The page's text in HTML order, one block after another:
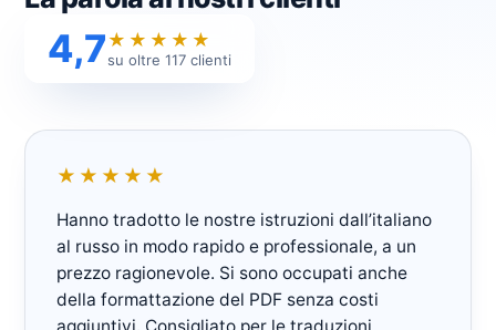
4,7 ★★★★★
su oltre 117 clienti
★★★★★
Hanno tradotto le nostre istruzioni dall’italiano
al russo in modo rapido e professionale, a un
prezzo ragionevole. Si sono occupati anche
della formattazione del PDF senza costi